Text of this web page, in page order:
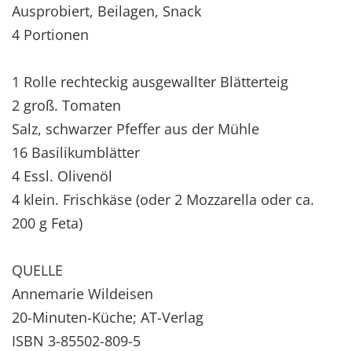
Ausprobiert, Beilagen, Snack
4 Portionen
1 Rolle rechteckig ausgewallter Blätterteig
2 groß. Tomaten
Salz, schwarzer Pfeffer aus der Mühle
16 Basilikumblätter
4 Essl. Olivenöl
4 klein. Frischkäse (oder 2 Mozzarella oder ca.
200 g Feta)
QUELLE
Annemarie Wildeisen
20-Minuten-Küche; AT-Verlag
ISBN 3-85502-809-5